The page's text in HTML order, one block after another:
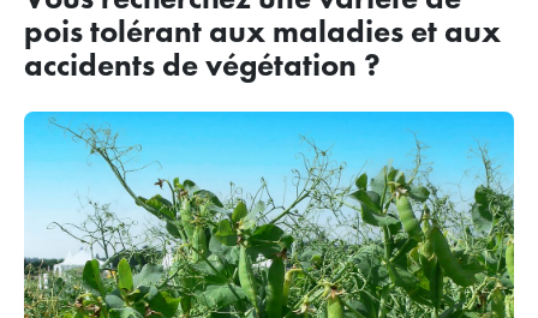
pois tolérant aux maladies et aux
accidents de végétation ?